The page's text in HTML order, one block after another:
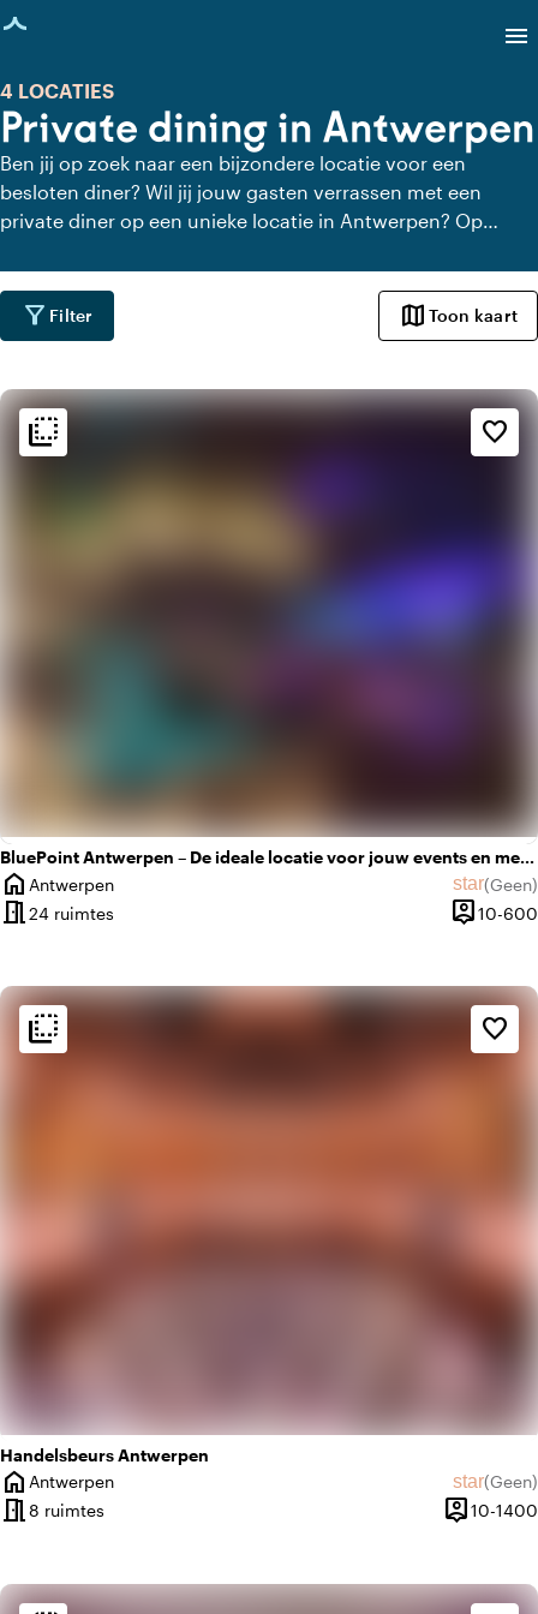
geladen
menu
Private dining in Antwerpen
4 LOCATIES
Ben jij op zoek naar een bijzondere locatie voor een
besloten diner? Wil jij jouw gasten verrassen met een
private diner op een unieke locatie in Antwerpen? Op
Antwerpen waar je in alle rust kunt dineren. Bekijk alle
private dining locaties voor een heerlijk verzorgd private
diner.
filter_alt Filter map Toon kaart
BluePoint Antwerpen – De ideale locatie voor jouw events en meetings
home
Plaats
Antwerpen star(Geen)
Geen
meeting_room24 ruimtes person_pin10-600
flip_to_back favorite_border
flip_to_back Sfeer en esthetiek
apartment
Modern design
Handelsbeurs Antwerpen
home
Plaats
Antwerpen star(Geen)
Geen
meeting_room8 ruimtes person_pin
Capaciteit
10-1400
flip_to_back favorite_border
flip_to_back Sfeer en esthetiek
info
Oriëntaals